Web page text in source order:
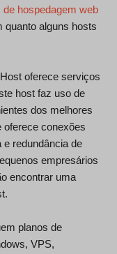
hospedagem web
quanto alguns hosts
oferece serviços
host faz uso de
dos melhores
oferece conexões
redundância de
empresários
encontrar uma
planos de
VPS,